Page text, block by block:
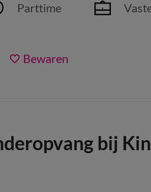
Parttime
Bewaren
bij